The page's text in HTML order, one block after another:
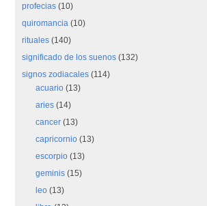
profecias (10)
quiromancia (10)
rituales (140)
significado de los suenos (132)
signos zodiacales (114)
acuario (13)
aries (14)
cancer (13)
capricornio (13)
escorpio (13)
geminis (15)
leo (13)